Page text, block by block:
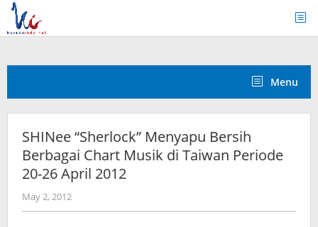
Skip
content
Menu
SHINee “Sherlock” Menyapu Bersih
Berbagai Chart Musik di Taiwan Periode
20-26 April 2012
May 2, 2012by
Koreanindo